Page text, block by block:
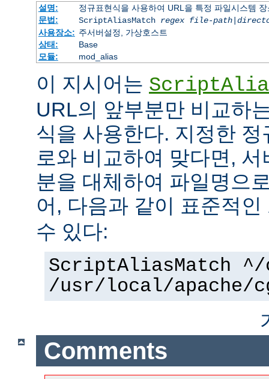
설명:
정규표현식을 사용하여 URL을 특정 파일시스템
문법:
ScriptAliasMatch regex file-path|
사용장소: 주서버설정, 가상호스트
상태:
Base
모듈:
mod_alias
이 지시어는
URL의 앞부분만 비교하
식을 사용한다. 지정한
로와 비교하여 맞다면,
분을 대체하여 파일명으
어, 다음과 같이 표준적인
수 있다:
ScriptAliasMatch
/usr/local/apache/
Comments